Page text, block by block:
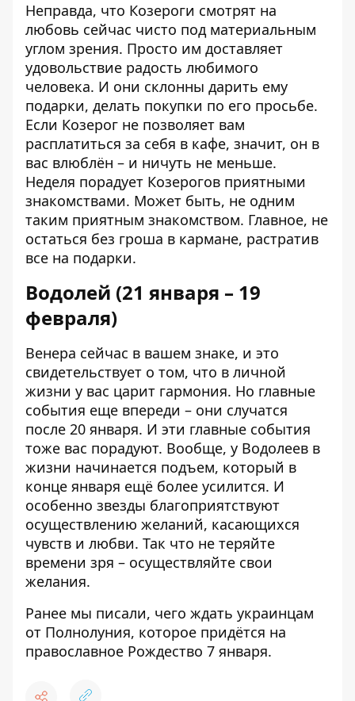
Неправда, что Козероги смотрят на
любовь сейчас чисто под материальным
углом зрения. Просто им доставляет
удовольствие радость любимого
человека. И они склонны дарить ему
подарки, делать покупки по его просьбе.
Если Козерог не позволяет вам
расплатиться за себя в кафе, значит, он в
вас влюблён – и ничуть не меньше.
Неделя порадует Козерогов приятными
знакомствами. Может быть, не одним
таким приятным знакомством. Главное, не
остаться без гроша в кармане, растратив
все на подарки.
Водолей (21 января – 19
февраля)
Венера сейчас в вашем знаке, и это
свидетельствует о том, что в личной
жизни у вас царит гармония. Но главные
события еще впереди – они случатся
после 20 января. И эти главные события
тоже вас порадуют. Вообще, у Водолеев в
жизни начинается подъем, который в
конце января ещё более усилится. И
особенно звезды благоприятствуют
осуществлению желаний, касающихся
чувств и любви. Так что не теряйте
времени зря – осуществляйте свои
желания.
Ранее мы писали, чего ждать украинцам
от Полнолуния, которое придётся на
православное Рождество 7 января.